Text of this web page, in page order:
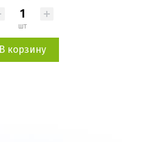
шт
В корзину